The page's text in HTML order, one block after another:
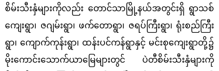
စိမ်းသီးနှံများကိုလည်း တောင်သာမြို့နယ်အတွင်းရှိ ရွာသစ်
ကျေးရွာ၊ ဇဂျမ်းရွာ၊ ဖက်တောရွာ၊ ဇရပ်ကြီးရွာ၊ ရုံးစည်ကြီး
ရွာ၊ ကျောက်ကုန်းရွာ၊ ထန်းပင်ကန်ရွာနှင့် မင်းစုကျေးရွာတို့၌
မိုးကောင်းသောက်ယာမြေများတွင် ပဲတီစိမ်းသီးနှံများကို